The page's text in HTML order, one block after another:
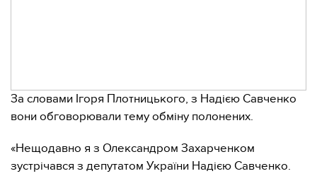
За словами Ігоря Плотницького, з Надією Савченко
вони обговорювали тему обміну полонених.
«Нещодавно я з Олександром Захарченком
зустрічався з депутатом України Надією Савченко.